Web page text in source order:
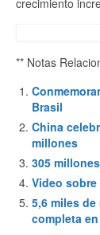
** Notas
Brasil
China
millones
305
Video
5,6 miles
completa